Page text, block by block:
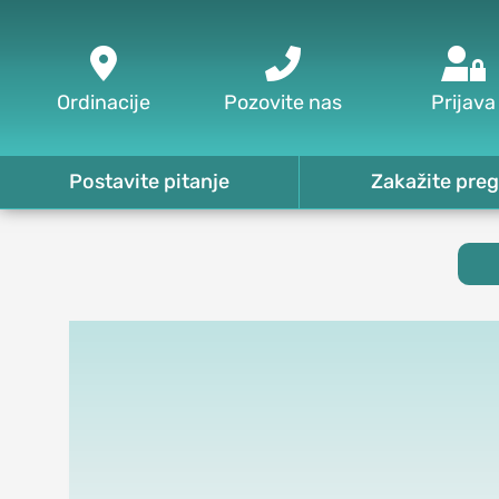

Ordinacije

Pozovite nas

Prijava
Postavite pitanje Zakažite